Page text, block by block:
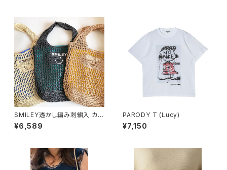
SMILEY透かし編み刺繍入 カゴ
バッグ
¥6,589
PARODY T (Lucy)
¥7,150